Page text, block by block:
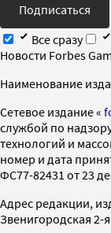
Подписаться
Все сразу
Новости Forbes
Наименование
Cетевое издание «
службой по
технологий и
номер и дата
ФС77-82431 от 23
Адрес редакции,
Звенигородская 2-